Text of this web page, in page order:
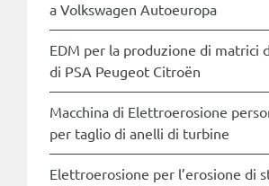
a Volkswagen Autoeuropa
EDM per la produzione di matrici
di PSA Peugeot Citroën
Macchina di Elettroerosione
per taglio di anelli di turbine
Elettroerosione per l’erosione di